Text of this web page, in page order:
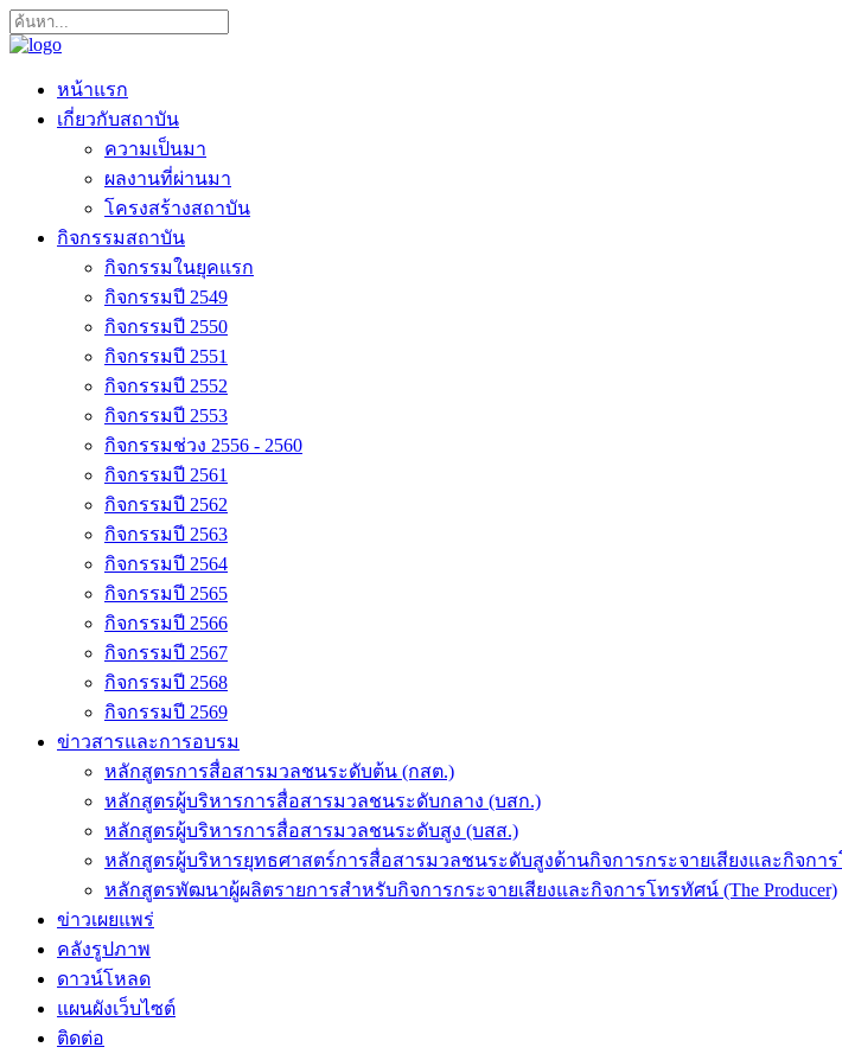
หน้าแรก
เกี่ยวกับสถาบัน
ความเป็นมา
ผลงานที่ผ่านมา
โครงสร้างสถาบัน
กิจกรรมสถาบัน
กิจกรรมในยุคแรก
กิจกรรมปี 2549
กิจกรรมปี 2550
กิจกรรมปี 2551
กิจกรรมปี 2552
กิจกรรมปี 2553
กิจกรรมช่วง 2556 - 2560
กิจกรรมปี 2561
กิจกรรมปี 2562
กิจกรรมปี 2563
กิจกรรมปี 2564
กิจกรรมปี 2565
กิจกรรมปี 2566
กิจกรรมปี 2567
กิจกรรมปี 2568
กิจกรรมปี 2569
ข่าวสารและการอบรม
หลักสูตรการสื่อสารมวลชนระดับต้น (กสต.)
หลักสูตรผู้บริหารการสื่อสารมวลชนระดับกลาง (บสก.)
หลักสูตรผู้บริหารการสื่อสารมวลชนระดับสูง (บสส.)
หลักสูตรผู้บริหารยุทธศาสตร์การสื่อสารมวลชนระดับสูงด้านกิจการกระจายเสียงและกิจกา
หลักสูตรพัฒนาผู้ผลิตรายการสำหรับกิจการกระจายเสียงและกิจการโทรทัศน์ (The Producer)
ข่าวเผยแพร่
คลังรูปภาพ
ดาวน์โหลด
แผนผังเว็บไซต์
ติดต่อ